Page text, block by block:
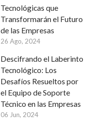
Tecnológicas que
Transformarán el Futuro
de las Empresas
26 Ago, 2024
Descifrando el Laberinto
Tecnológico: Los
Desafíos Resueltos por
el Equipo de Soporte
Técnico en las Empresas
06 Jun, 2024